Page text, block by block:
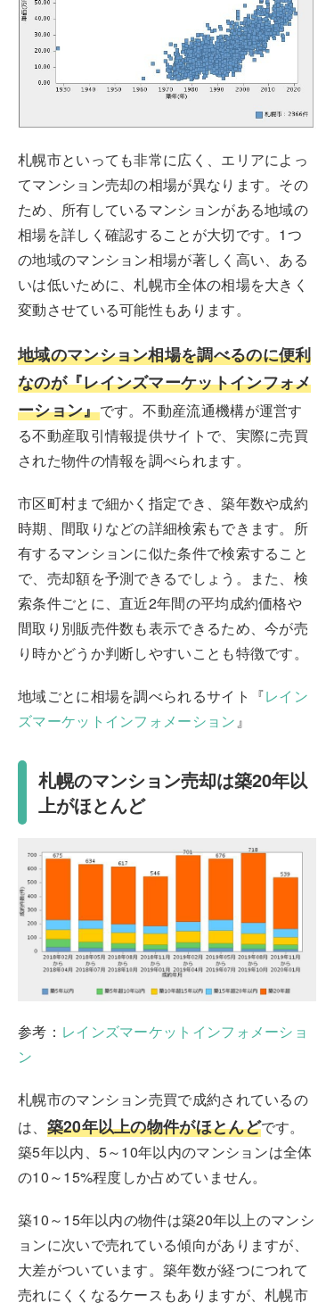
札幌市といっても非常に広く、エリアによっ
てマンション売却の相場が異なります。その
ため、所有しているマンションがある地域の
相場を詳しく確認することが大切です。1つ
の地域のマンション相場が著しく高い、ある
いは低いために、札幌市全体の相場を大きく
変動させている可能性もあります。
地域のマンション相場を調べるのに便利
なのが『レインズマーケットインフォメ
ーション』です。不動産流通機構が運営す
る不動産取引情報提供サイトで、実際に売買
された物件の情報を調べられます。
市区町村まで細かく指定でき、築年数や成約
時期、間取りなどの詳細検索もできます。所
有するマンションに似た条件で検索すること
で、売却額を予測できるでしょう。また、検
索条件ごとに、直近2年間の平均成約価格や
間取り別販売件数も表示できるため、今が売
り時かどうか判断しやすいことも特徴です。
地域ごとに相場を調べられるサイト『レイン
ズマーケットインフォメーション』
札幌のマンション売却は築20年以
上がほとんど
参考： レインズマーケットインフォメーショ
ン
札幌市のマンション売買で成約されているの
は、 築20年以上の物件がほとんどです。
築5年以内、5～10年以内のマンションは全体
の10～15%程度しか占めていません。
築10～15年以内の物件は築20年以上のマンシ
ョンに次いで売れている傾向がありますが、
大差がついています。築年数が経つにつれて
売れにくくなるケースもありますが、札幌市